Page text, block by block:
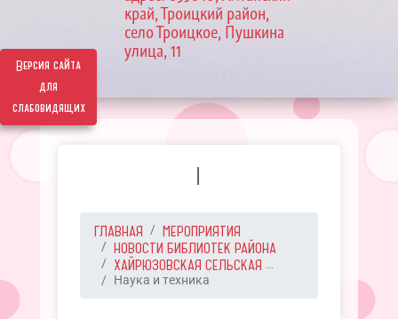
Версия сайта
для
слабовидящих
край, Троицкий район,
село Троицкое, Пушкина
улица, 11
I
ГЛАВНАЯ
МЕРОПРИЯТИЯ
НОВОСТИ БИБЛИОТЕК РАЙОНА
ХАЙРЮЗОВСКАЯ СЕЛЬСКАЯ ...
Наука и техника